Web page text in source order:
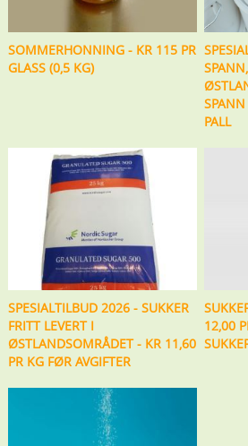
SOMMERHONNING - KR 115 PR
GLASS (0,5 KG)
PALL
SPESIALTILBUD 2026 - SUKKER
FRITT LEVERT I
ØSTLANDSOMRÅDET - KR 11,60
PR KG FØR AVGIFTER
12,00